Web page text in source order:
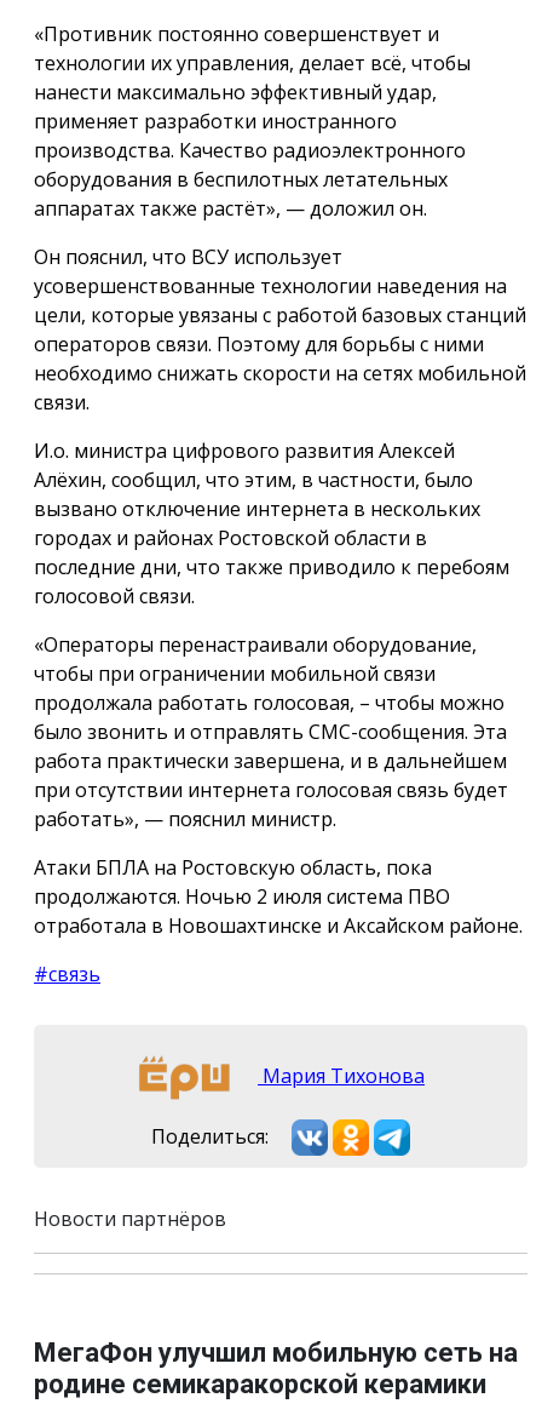
«Противник постоянно совершенствует и
технологии их управления, делает всё, чтобы
нанести максимально эффективный удар,
применяет разработки иностранного
производства. Качество радиоэлектронного
оборудования в беспилотных летательных
аппаратах также растёт», — доложил он.
Он пояснил, что ВСУ использует
усовершенствованные технологии наведения на
цели, которые увязаны с работой базовых станций
операторов связи. Поэтому для борьбы с ними
необходимо снижать скорости на сетях мобильной
связи.
И.о. министра цифрового развития Алексей
Алёхин, сообщил, что этим, в частности, было
вызвано отключение интернета в нескольких
городах и районах Ростовской области в
последние дни, что также приводило к перебоям
голосовой связи.
«Операторы перенастраивали оборудование,
чтобы при ограничении мобильной связи
продолжала работать голосовая, – чтобы можно
было звонить и отправлять СМС-сообщения. Эта
работа практически завершена, и в дальнейшем
при отсутствии интернета голосовая связь будет
работать», — пояснил министр.
Атаки БПЛА на Ростовскую область, пока
продолжаются. Ночью 2 июля система ПВО
отработала в Новошахтинске и Аксайском районе.
#связь
Мария Тихонова
Поделиться:
Новости партнёров
МегаФон улучшил мобильную сеть на
родине семикаракорской керамики